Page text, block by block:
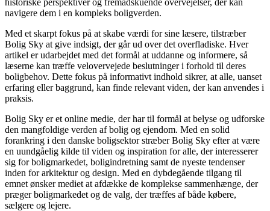
navigere dem i en kompleks boligverden.
Med et skarpt fokus på at skabe værdi for sine læsere, tilstræber
Bolig Sky at give indsigt, der går ud over det overfladiske. Hver
artikel er udarbejdet med det formål at uddanne og informere, så
læserne kan træffe velovervejede beslutninger i forhold til deres
boligbehov. Dette fokus på informativt indhold sikrer, at alle, uanset
erfaring eller baggrund, kan finde relevant viden, der kan anvendes i
praksis.
Bolig Sky er et online medie, der har til formål at belyse og udforske
den mangfoldige verden af bolig og ejendom. Med en solid
forankring i den danske boligsektor stræber Bolig Sky efter at være
en uundgåelig kilde til viden og inspiration for alle, der interesserer
sig for boligmarkedet, boligindretning samt de nyeste tendenser
inden for arkitektur og design. Med en dybdegående tilgang til
emnet ønsker mediet at afdække de komplekse sammenhænge, der
præger boligmarkedet og de valg, der træffes af både købere,
sælgere og lejere.